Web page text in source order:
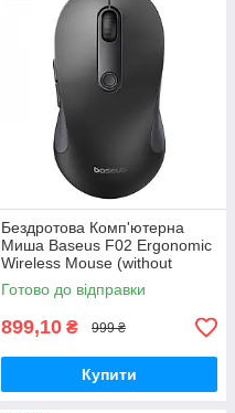
Бездротова Комп'ютерна
Миша Baseus F02 Ergonomic
Wireless Mouse (without
Battery) black
Готово до відправки
899,10 ₴ 999 ₴
Купити